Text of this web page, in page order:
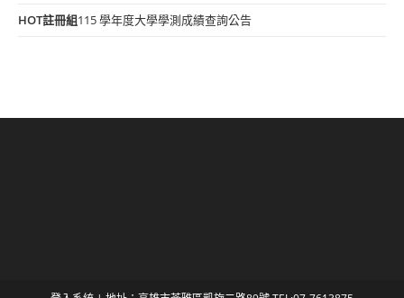
HOT註冊組115 學年度大學學測成績查詢公告